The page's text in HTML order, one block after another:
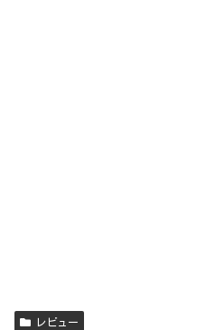
レビュー